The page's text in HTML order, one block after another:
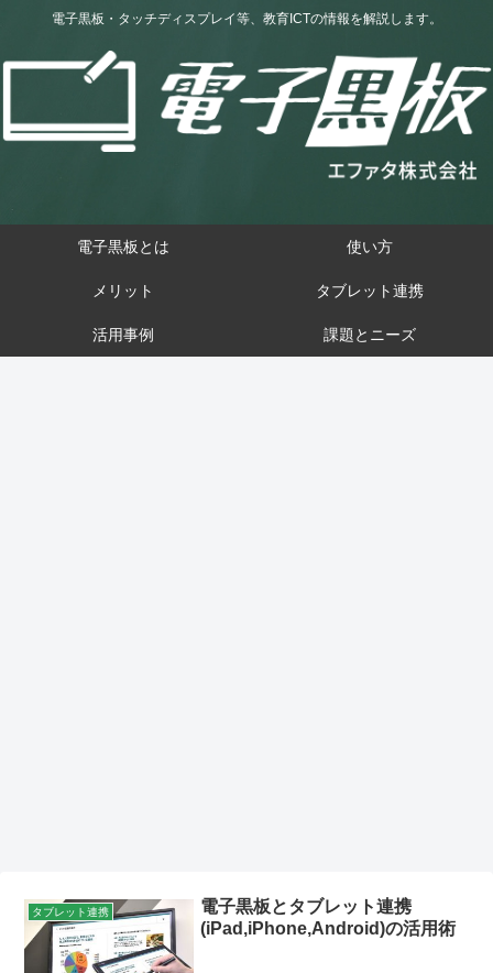
電子黒板・タッチディスプレイ等、教育ICTの情報を解説します。
電子黒板とは 使い方
メリット タブレット連携
活用事例 課題とニーズ
タブレット連携
電子黒板とタブレット連携
(iPad,iPhone,Android)の活用術